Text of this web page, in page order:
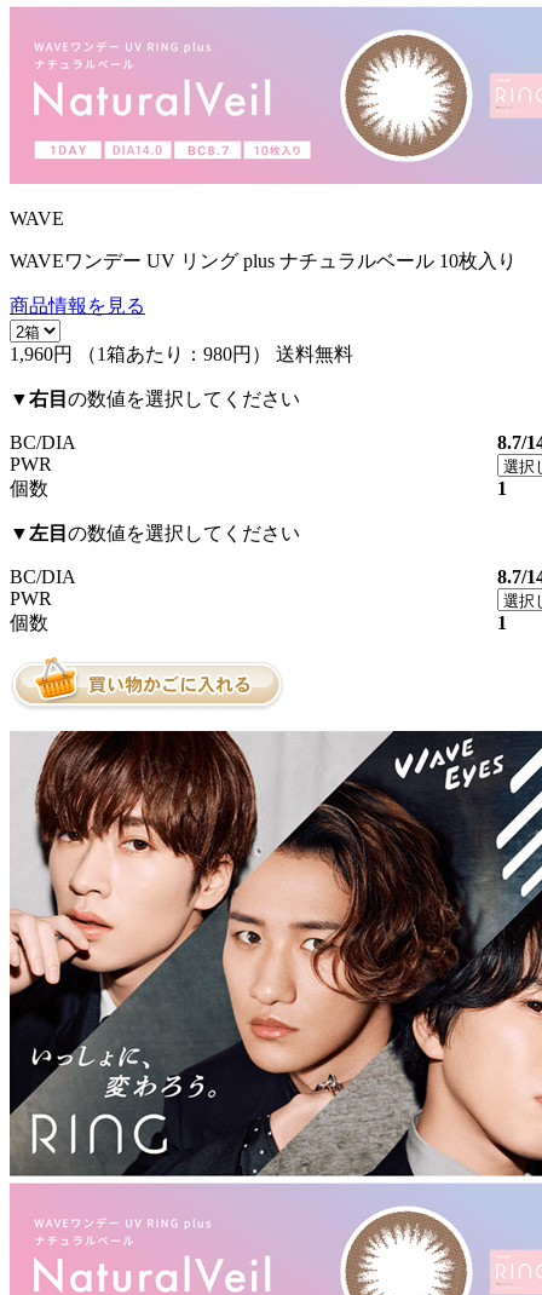
WAVE
WAVEワンデー UV リング plus ナチュラルベール 10枚入り
商品情報を見る
1,960円 （1箱あたり： 980円 ） 送料無料
▼右目 の数値を選択してください
BC/DIA
8.7/
PWR
個数
1
▼左目 の数値を選択してください
BC/DIA
8.7/
PWR
個数
1